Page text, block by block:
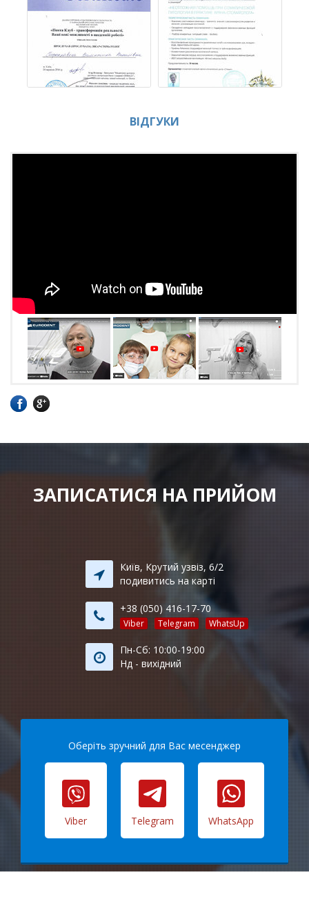
ВІДГУКИ
ЗАПИСАТИСЯ НА ПРИЙОМ
Київ, Крутий узвіз, 6/2
подивитись на карті
+38 (050) 416-17-70
Viber Telegram WhatsUp
Пн-Сб: 10:00-19:00
Нд - вихідний
Оберіть зручний для Вас месенджер
Viber Telegram WhatsApp